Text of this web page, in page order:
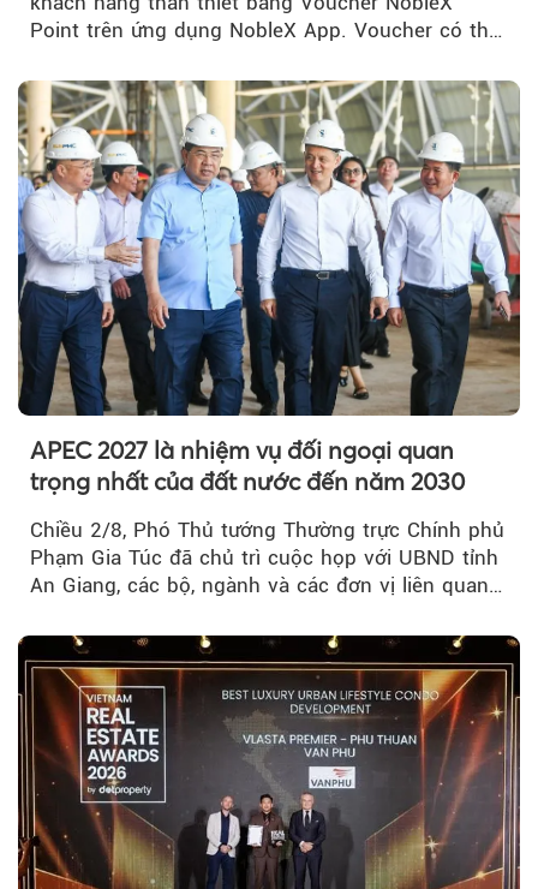
Point trên ứng dụng NobleX App. Voucher có thể
APEC 2027 là nhiệm vụ đối ngoại quan
trọng nhất của đất nước đến năm 2030
Chiều 2/8, Phó Thủ tướng Thường trực Chính phủ
Phạm Gia Túc đã chủ trì cuộc họp với UBND tỉnh
An Giang, các bộ, ngành và các đơn vị liên quan